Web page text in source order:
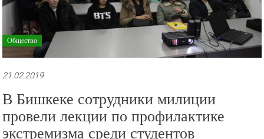
Общество
21.02.2019
В Бишкеке сотрудники милиции
провели лекции по профилактике
экстремизма среди студентов